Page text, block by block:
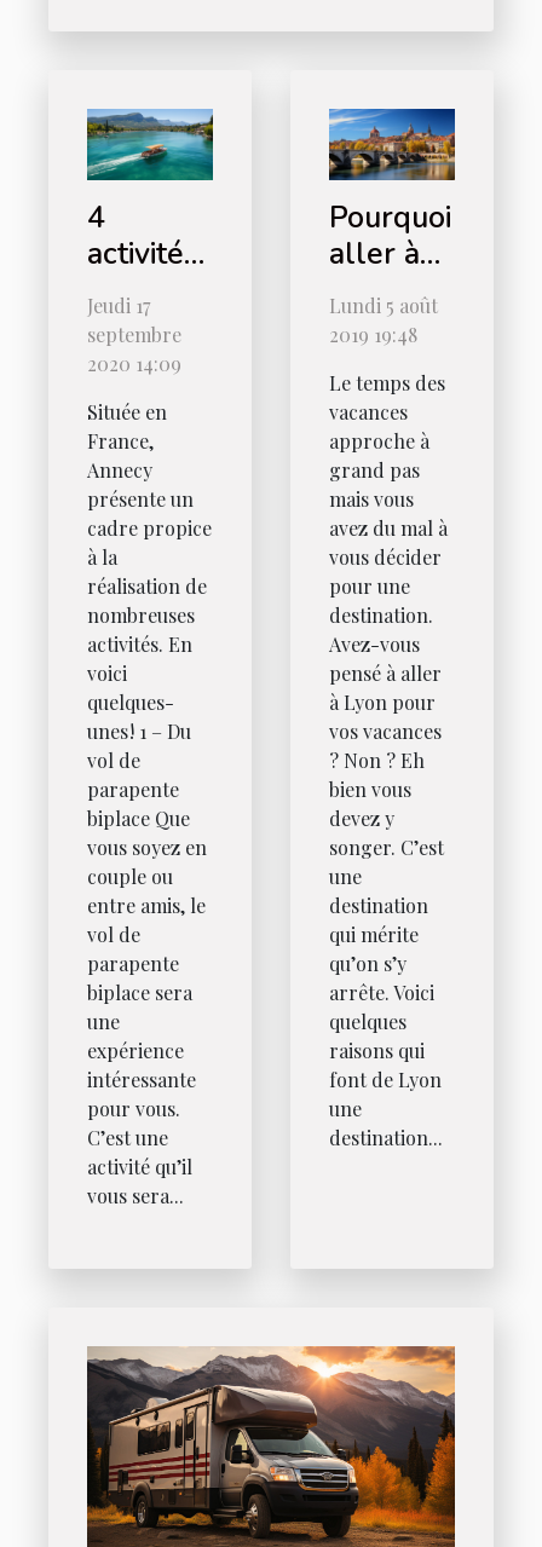
4
activités
à faire à
Annecy
Jeudi 17
septembre
2020 14:09
Située en
France,
Annecy
présente un
cadre propice
à la
réalisation de
nombreuses
activités. En
voici
quelques-
unes ! 1 – Du
vol de
parapente
biplace Que
vous soyez en
couple ou
entre amis, le
vol de
parapente
biplace sera
une
expérience
intéressante
pour vous.
C’est une
activité qu’il
vous sera...
Pourquoi
aller à
Lyon
pour les
vacances
Lundi 5 août
2019 19:48
Le temps des
vacances
approche à
grand pas
mais vous
avez du mal à
vous décider
pour une
destination.
Avez-vous
pensé à aller
à Lyon pour
vos vacances
? Non ? Eh
bien vous
devez y
songer. C’est
une
destination
qui mérite
qu’on s’y
arrête. Voici
quelques
raisons qui
font de Lyon
une
destination...